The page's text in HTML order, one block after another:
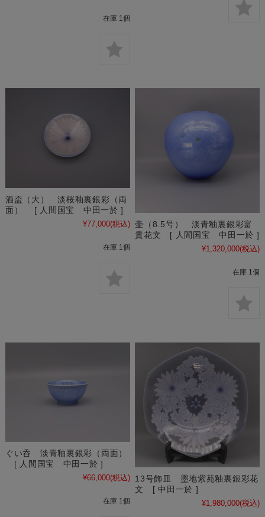
在庫 1個
酒盃（大） 淡桜釉裏銀彩（両
面） [ 人間国宝 中田一於 ]
¥77,000(税込)
在庫 1個
壷（8.5号） 淡青釉裏銀彩富
貴花文 [ 人間国宝 中田一於 ]
¥1,320,000(税込)
在庫 1個
ぐい呑 淡青釉裏銀彩（両面）
[ 人間国宝 中田一於 ]
¥66,000(税込)
在庫 1個
13号飾皿 墨地紫苑釉裏銀彩花
文 [ 中田一於 ]
¥1,980,000(税込)